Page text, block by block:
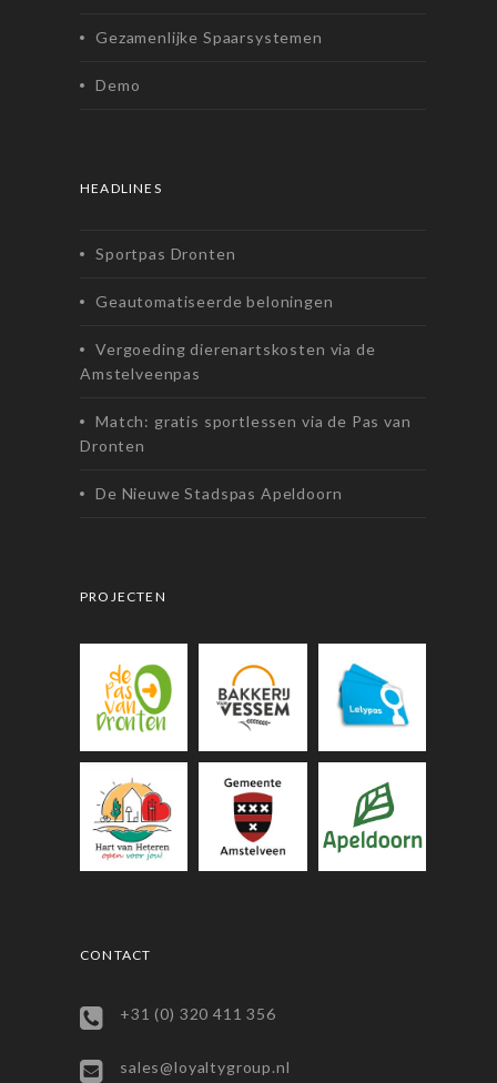
Gezamenlijke Spaarsystemen
Demo
HEADLINES
Sportpas Dronten
Geautomatiseerde beloningen
Vergoeding dierenartskosten via de
Amstelveenpas
Match: gratis sportlessen via de Pas van
Dronten
De Nieuwe Stadspas Apeldoorn
PROJECTEN
CONTACT
+31 (0) 320 411 356
sales@loyaltygroup.nl